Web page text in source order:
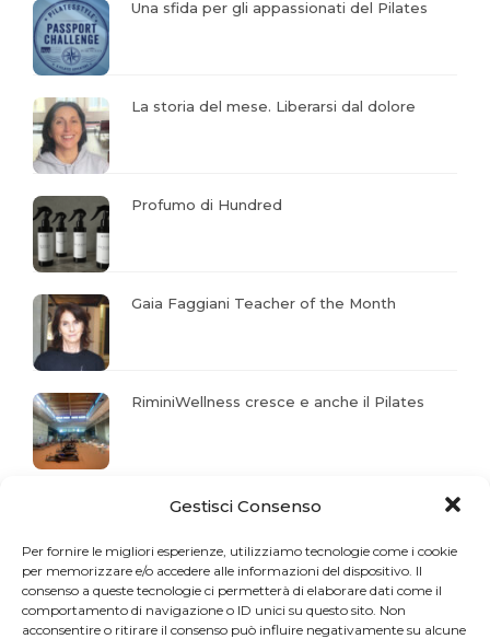
Gestisci Consenso
Per fornire le migliori esperienze, utilizziamo tecnologie come i cookie
per memorizzare e/o accedere alle informazioni del dispositivo. Il
consenso a queste tecnologie ci permetterà di elaborare dati come il
comportamento di navigazione o ID unici su questo sito. Non
acconsentire o ritirare il consenso può influire negativamente su alcune
Una sfida per gli appassionati del Pilates
La storia del mese. Liberarsi dal dolore
Profumo di Hundred
Gaia Faggiani Teacher of the Month
RiminiWellness cresce e anche il Pilates